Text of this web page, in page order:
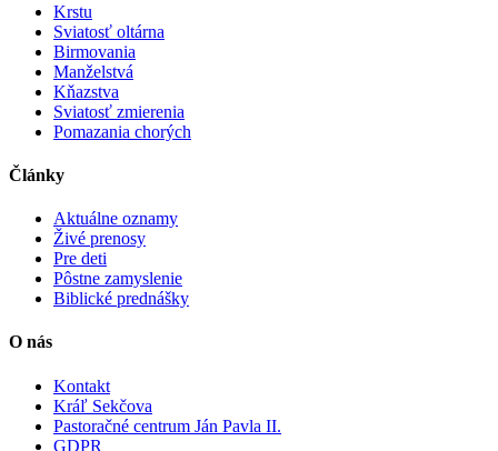
Krstu
Sviatosť oltárna
Birmovania
Manželstvá
Kňazstva
Sviatosť zmierenia
Pomazania chorých
Články
Aktuálne oznamy
Živé prenosy
Pre deti
Pôstne zamyslenie
Biblické prednášky
O nás
Kontakt
Kráľ Sekčova
Pastoračné centrum Ján Pavla II.
GDPR